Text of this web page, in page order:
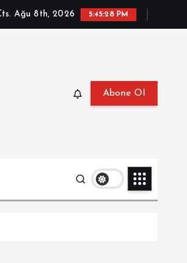
Ağu 8th, 2026 5:45:30 PM
Abone Ol